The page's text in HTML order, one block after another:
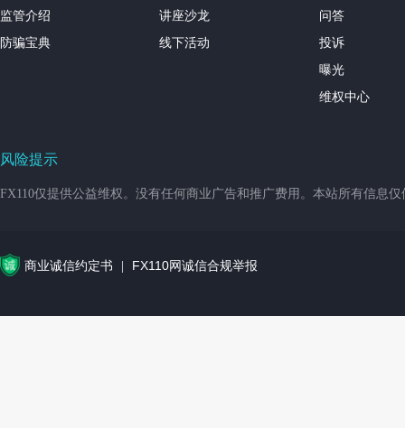
监管介绍
防骗宝典
讲座沙龙
线下活动
问答
投诉
曝光
维权中心
风险提示
FX110仅提供公益维权。没有任何商业广告和推广费用。本站所有信息
商业诚信约定书 FX110网诚信合规举报